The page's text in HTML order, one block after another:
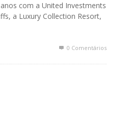
com a United Investments
a Luxury Collection Resort,
0 Comentários